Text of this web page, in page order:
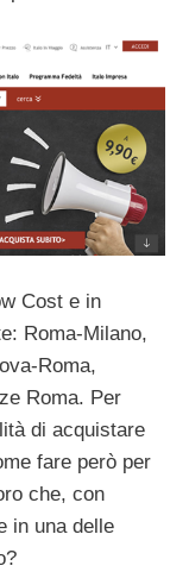
Cost e in
Roma-Milano,
Roma,
Roma. Per
di acquistare
fare però per
che, con
in una delle